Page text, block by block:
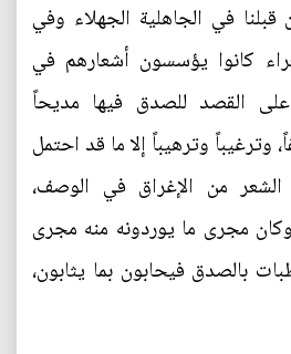
في الجاهلية الجهلاء وفي
كانوا يؤسسون أشعارهم في
على القصد للصدق فيها مديحاً
وترغيباً وترهيباً إلا ما قد احتمل
من الإغراق في الوصف،
مجرى ما يوردونه منه مجرى
بالصدق فيحابون بما يثابون،